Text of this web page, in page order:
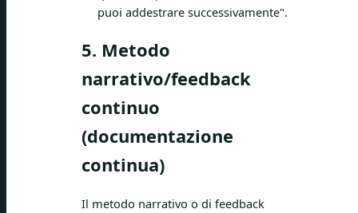
puoi addestrare successivamente".
5. Metodo
narrativo/feedback
continuo
(documentazione
continua)
Il metodo narrativo o di feedback